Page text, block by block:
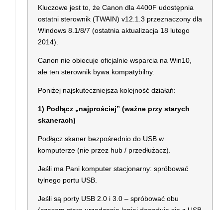
Kluczowe jest to, że Canon dla 4400F udostępnia
ostatni sterownik (TWAIN) v12.1.3 przeznaczony dla
Windows 8.1/8/7 (ostatnia aktualizacja 18 lutego
2014).
Canon nie obiecuje oficjalnie wsparcia na Win10,
ale ten sterownik bywa kompatybilny.
Poniżej najskuteczniejsza kolejność działań:
1) Podłącz „najprościej” (ważne przy starych
skanerach)
Podłącz skaner bezpośrednio do USB w
komputerze (nie przez hub / przedłużacz).
Jeśli ma Pani komputer stacjonarny: spróbować
tylnego portu USB.
Jeśli są porty USB 2.0 i 3.0 – spróbować obu